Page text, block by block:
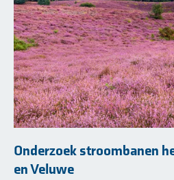
Onderzoek stroombanen
en Veluwe